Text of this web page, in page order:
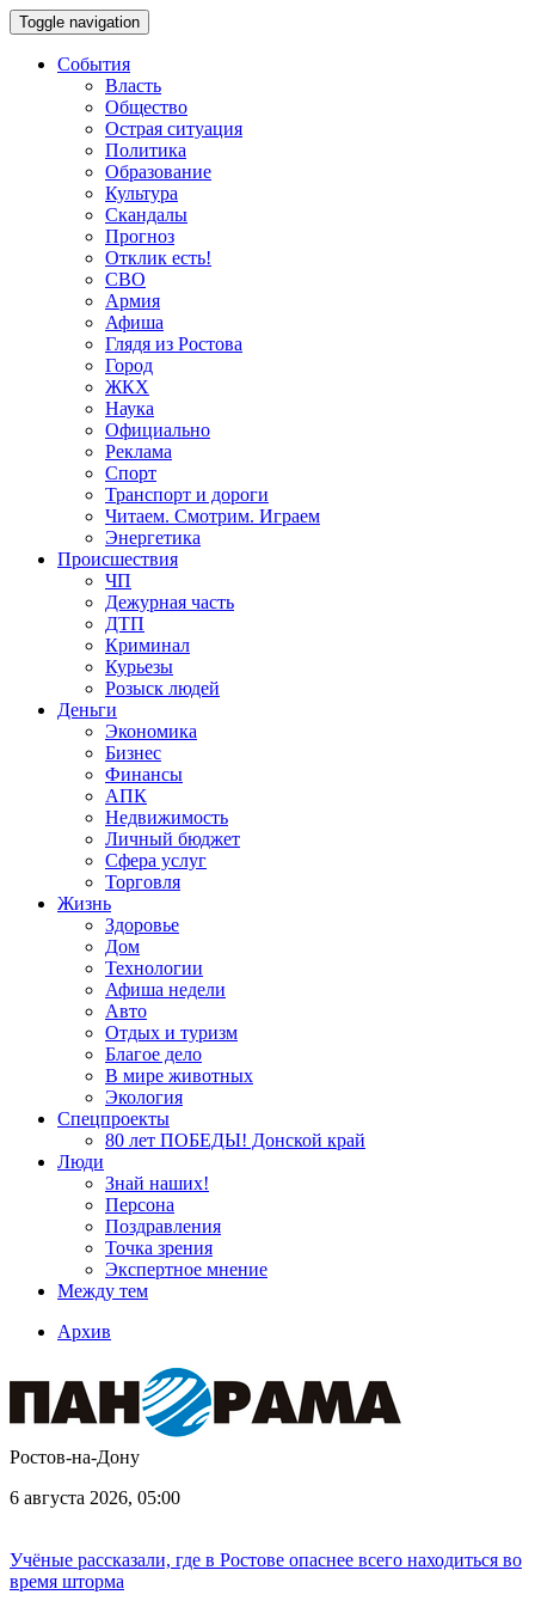
Toggle navigation
События
Власть
Общество
Острая ситуация
Политика
Образование
Культура
Скандалы
Прогноз
Отклик есть!
СВО
Армия
Афиша
Глядя из Ростова
Город
ЖКХ
Наука
Официально
Реклама
Спорт
Транспорт и дороги
Читаем. Смотрим. Играем
Энергетика
Происшествия
ЧП
Дежурная часть
ДТП
Криминал
Курьезы
Розыск людей
Деньги
Экономика
Бизнес
Финансы
АПК
Недвижимость
Личный бюджет
Сфера услуг
Торговля
Жизнь
Здоровье
Дом
Технологии
Афиша недели
Авто
Отдых и туризм
Благое дело
В мире животных
Экология
Спецпроекты
80 лет ПОБЕДЫ! Донской край
Люди
Знай наших!
Персона
Поздравления
Точка зрения
Экспертное мнение
Между тем
Архив
Ростов-на-Дону
6 августа 2026, 05:00
Учёные рассказали, где в Ростове опаснее всего находиться во
время шторма